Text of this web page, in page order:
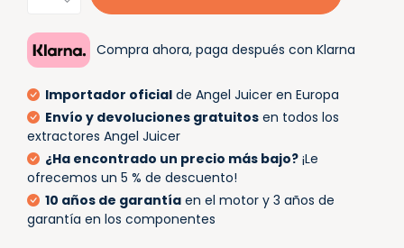
Compra ahora, paga después con Klarna
Importador oficial de Angel Juicer en Europa
Envío y devoluciones gratuitos en todos los
extractores Angel Juicer
¿Ha encontrado un precio más bajo? ¡Le
ofrecemos un 5 % de descuento!
10 años de garantía en el motor y 3 años de
garantía en los componentes